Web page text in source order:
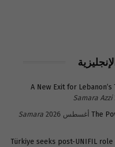
A New Exit for
Samara Azzi
The
Samara
Türkiye seeks post-UNIFIL